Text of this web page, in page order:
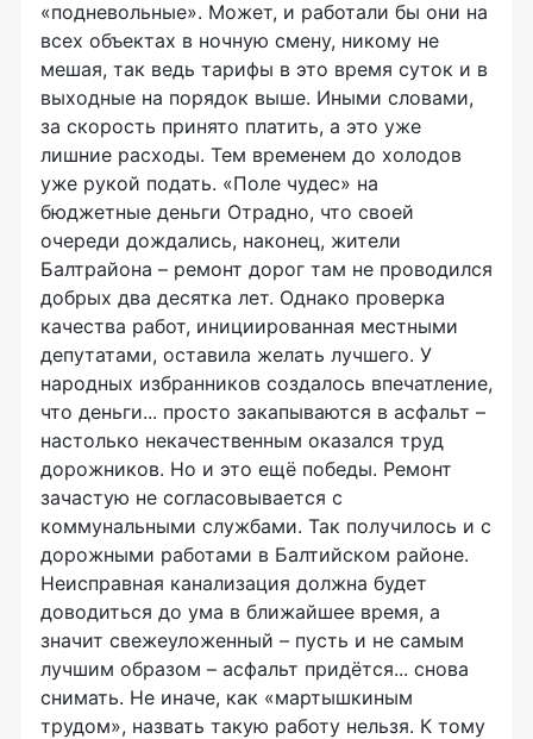
«подневольные». Может, и работали бы они на
всех объектах в ночную смену, никому не
мешая, так ведь тарифы в это время суток и в
выходные на порядок выше. Иными словами,
за скорость принято платить, а это уже
лишние расходы. Тем временем до холодов
уже рукой подать. «Поле чудес» на
бюджетные деньги Отрадно, что своей
очереди дождались, наконец, жители
Балтрайона – ремонт дорог там не проводился
добрых два десятка лет. Однако проверка
качества работ, инициированная местными
депутатами, оставила желать лучшего. У
народных избранников создалось впечатление,
что деньги... просто закапываются в асфальт –
настолько некачественным оказался труд
дорожников. Но и это ещё победы. Ремонт
зачастую не согласовывается с
коммунальными службами. Так получилось и с
дорожными работами в Балтийском районе.
Неисправная канализация должна будет
доводиться до ума в ближайшее время, а
значит свежеуложенный – пусть и не самым
лучшим образом – асфальт придётся... снова
снимать. Не иначе, как «мартышкиным
трудом», назвать такую работу нельзя. К тому